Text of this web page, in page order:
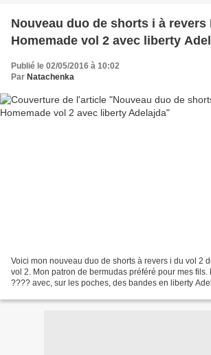
Nouveau duo de shorts i à revers
Homemade vol 2 avec liberty
Publié le 02/05/2016 à 10:02
Par Natachenka
Voici mon nouveau duo de shorts à revers i du vol 2
vol 2. Mon patron de bermudas préféré pour mes fils.
???? avec, sur les poches, des bandes en liberty